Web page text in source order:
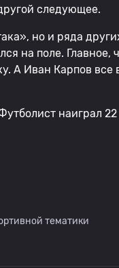
следующее.
но и ряда
на поле. Главное,
А Иван Карпов
наиграл
тематики